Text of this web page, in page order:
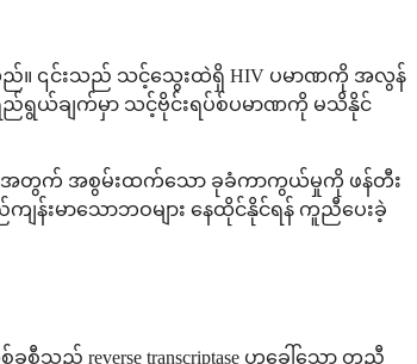
သည်။ ၎င်းသည် သင့်သွေးထဲရှိ HIV ပမာဏကို အလွန်
ည်ရွယ်ချက်မှာ သင့်ဗိုင်းရပ်စ်ပမာဏကို မသိနိုင်
န်အတွက် အစွမ်းထက်သော ခုခံကာကွယ်မှုကို ဖန်တီး
န်းမာသောဘဝများ နေထိုင်နိုင်ရန် ကူညီပေးခဲ့
ည် reverse transcriptase ဟုခေါ်သော တူညီ